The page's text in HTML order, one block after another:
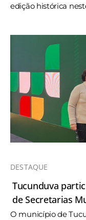
edição histórica
DESTAQUE
Tucunduva
de Secretarias
O município de